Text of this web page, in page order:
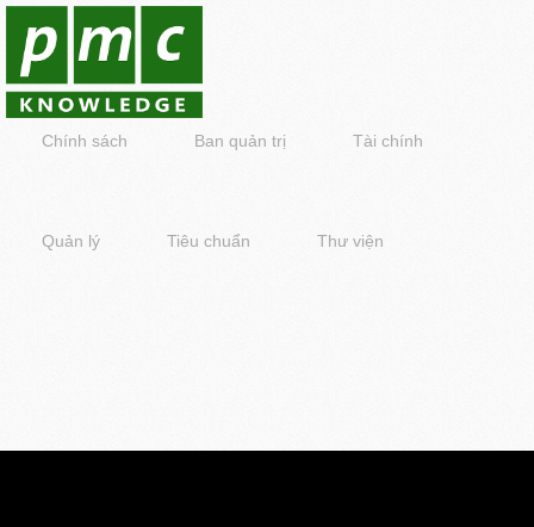
Chính sách Ban quản trị Tài chính
Quản lý Tiêu chuẩn Thư viện